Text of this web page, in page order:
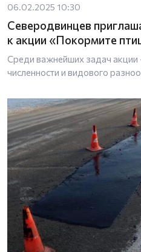
06.02.2025 10:30
Северодвинцев
к акции «Покормите
️Среди важнейших задач
численности и видового